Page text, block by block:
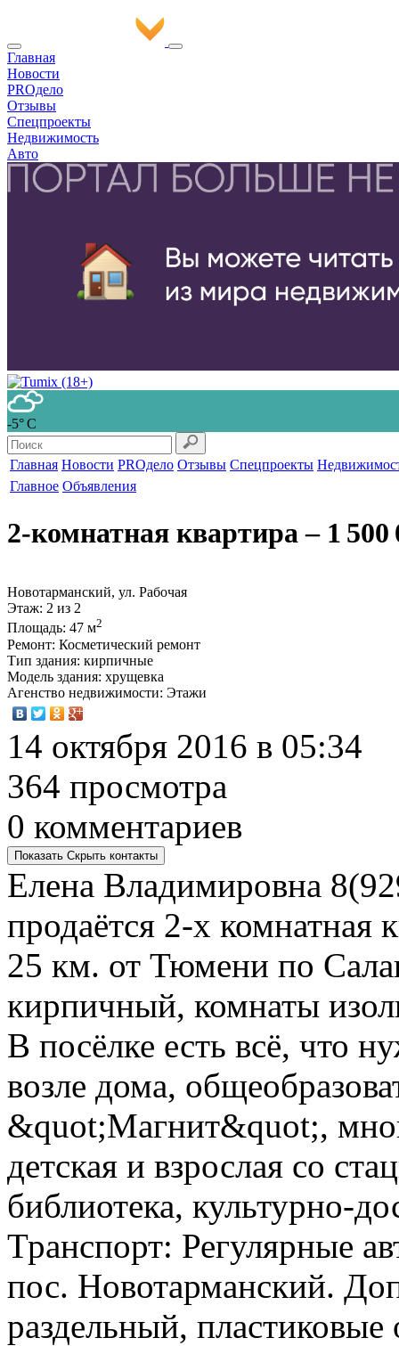
Главная
Новости
PROдело
Отзывы
Спецпроекты
Недвижимость
Авто
-5° С
Главная Новости PROдело Отзывы Спецпроекты
Главное Объявления
2-комнатная квартира ‒ 1 500
Новотарманский, ул. Рабочая
Этаж: 2 из 2
Площадь: 47 м2
Ремонт: Косметический ремонт
Тип здания: кирпичные
Модель здания: хрущевка
Агенство недвижимости: Этажи
14 октября 2016 в 05:34
364 просмотра
0 комментариев
Показать Скрыть контакты
Елена Владимировна
продаётся 2-х комнатная
25 км. от Тюмени по
кирпичный, комнаты
В посёлке есть всё, что
возле дома,
&quot;Магнит&quot;,
детская и взрослая со
библиотека, культурно-
Транспорт: Регулярные
пос. Новотарманский.
раздельный,